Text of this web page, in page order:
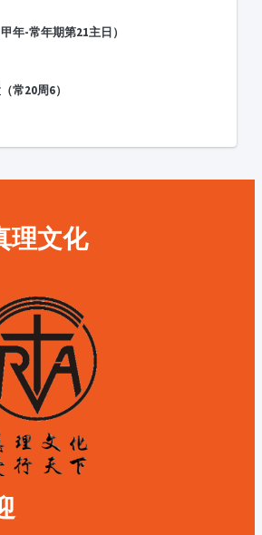
年-常年期第21主日）
常20周6）
理文化